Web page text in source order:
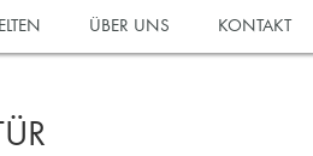
ÜBER UNS KONTAKT